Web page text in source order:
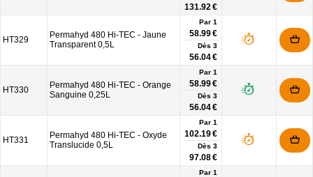
131.92 €
HT329
Permahyd 480 Hi-TEC - Jaune
Transparent 0,5L
Par 1
58.99 €
Dès 3
56.04 €
HT330
Permahyd 480 Hi-TEC - Orange
Sanguine 0,25L
Par 1
58.99 €
Dès 3
56.04 €
HT331
Permahyd 480 Hi-TEC - Oxyde
Translucide 0,5L
Par 1
102.19 €
Dès 3
97.08 €
Par 1